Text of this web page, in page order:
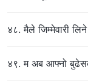
४८. मैले जिम्मेवारी
४९. म अब आफ्नो